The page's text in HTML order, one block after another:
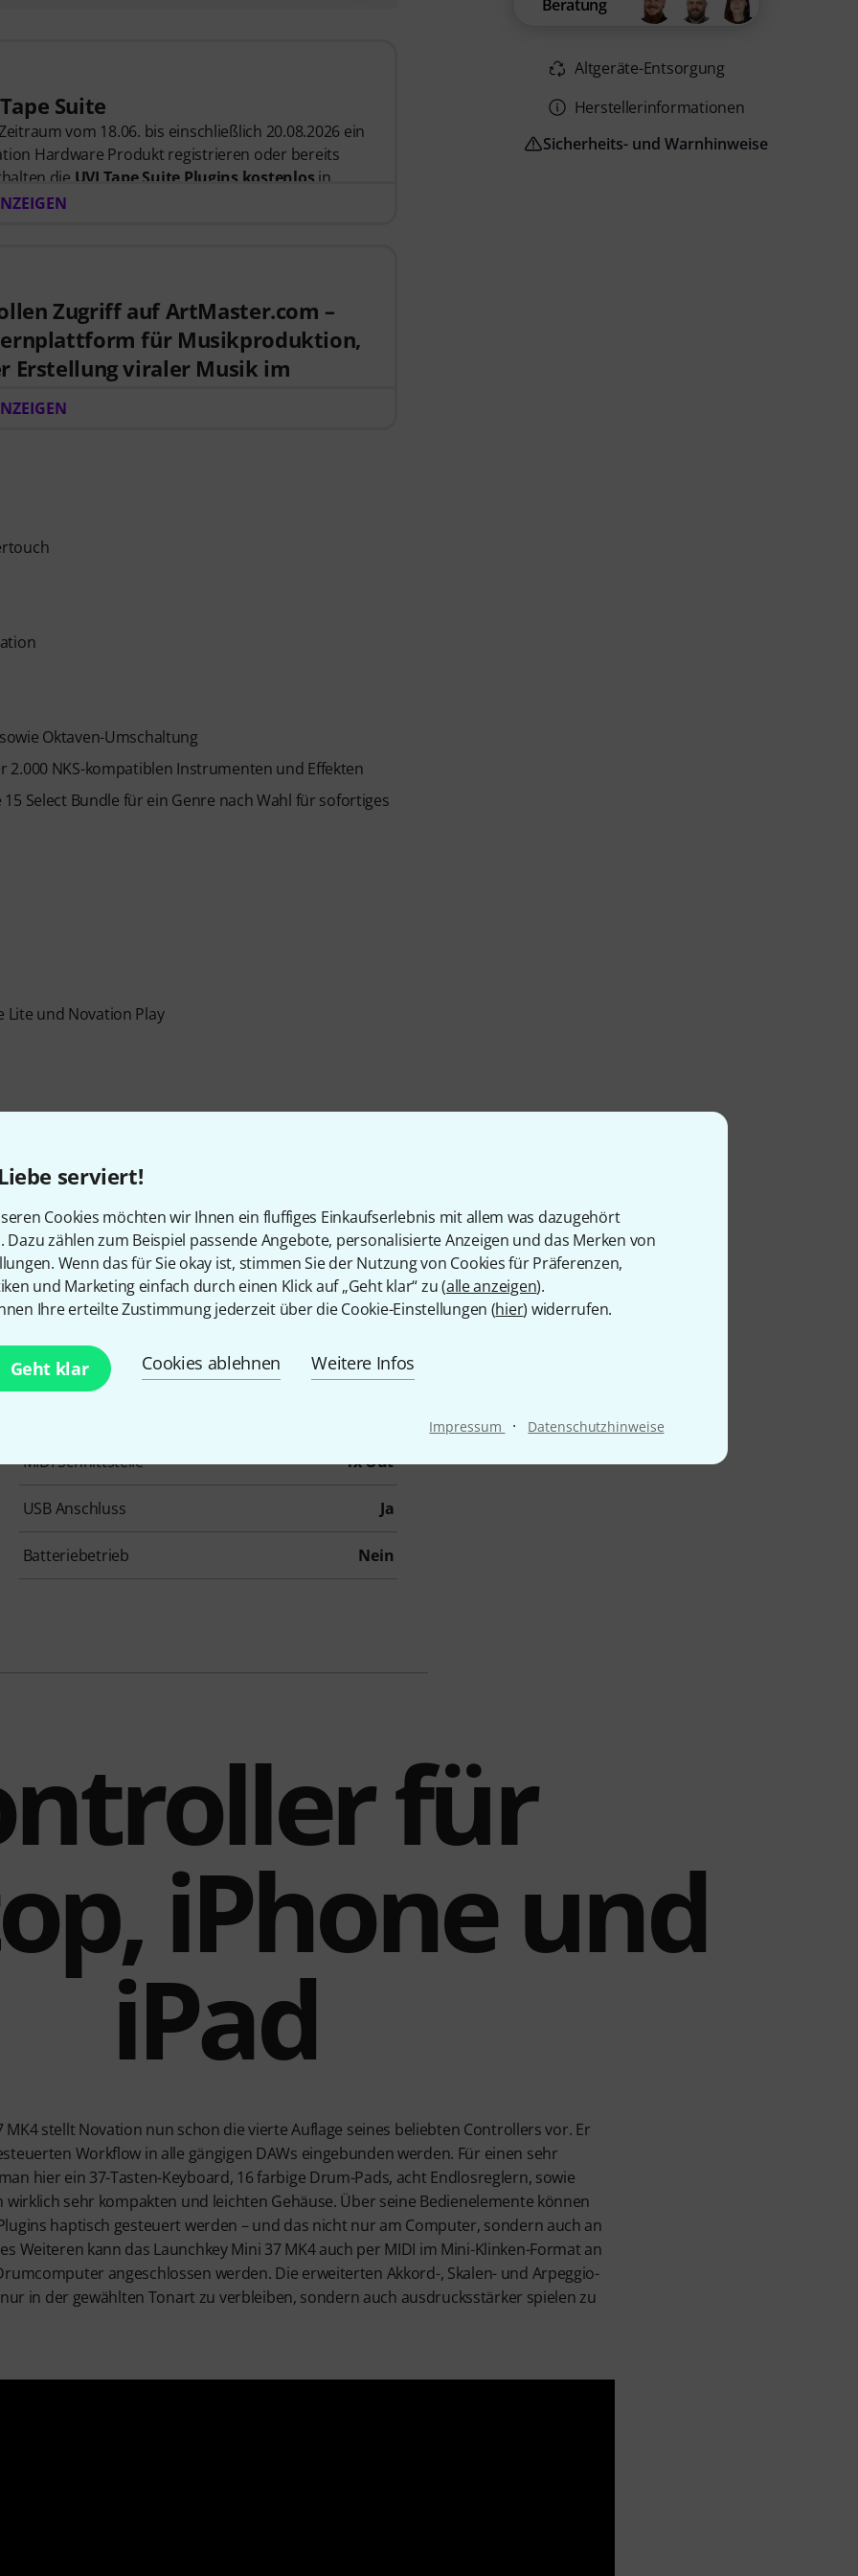
serviert!
Cookies möchten wir Ihnen ein fluffiges Einkaufserlebnis mit allem was dazugehört
Dazu zählen zum Beispiel passende Angebote, personalisierte Anzeigen und das Merken von
Wenn das für Sie okay ist, stimmen Sie der Nutzung von Cookies für Präferenzen,
und Marketing einfach durch einen Klick auf „Geht klar“ zu (alle anzeigen).
Ihre erteilte Zustimmung jederzeit über die Cookie-Einstellungen (hier) widerrufen.
Geht klar Cookies ablehnen Weitere Infos
Impressum · Datenschutzhinweise
Suite
vom 18.06. bis einschließlich 20.08.2026 ein
Hardware Produkt registrieren oder bereits
die UVI Tape Suite Plugins kostenlos in
Zugriff auf ArtMaster.com –
für Musikproduktion,
Erstellung viraler Musik im
Vocal-Editing, kreative Arbeitsabläufe und
Partner, der zusammen mit Branchenprofis wie
für Produzenten, Kreative und Songwriter – von
und Arrangements bis hin zu Hooks für
Oktaven-Umschaltung
NKS-kompatiblen Instrumenten und Effekten
Select Bundle für ein Genre nach Wahl für sofortiges
Lite und Novation Play
Artikelnummer
Anzahl der Tasten 37
Aftertouch Nein
Layerfunktion Nein
Drehregler 8
MIDI Schnittstelle 1x Out
USB Anschluss Ja
Batteriebetrieb Nein
Beratung
Altgeräte-Entsorgung
Herstellerinformationen
Sicherheits- und Warnhinweise
für
iPhone und
iPad
MK4 stellt Novation nun schon die vierte Auflage seines beliebten Controllers vor. Er
Workflow in alle gängigen DAWs eingebunden werden. Für einen sehr
hier ein 37-Tasten-Keyboard, 16 farbige Drum-Pads, acht Endlosreglern, sowie
sehr kompakten und leichten Gehäuse. Über seine Bedienelemente können
haptisch gesteuert werden – und das nicht nur am Computer, sondern auch an
Weiteren kann das Launchkey Mini 37 MK4 auch per MIDI im Mini-Klinken-Format an
angeschlossen werden. Die erweiterten Akkord-, Skalen- und Arpeggio-
in der gewählten Tonart zu verbleiben, sondern auch ausdrucksstärker spielen zu